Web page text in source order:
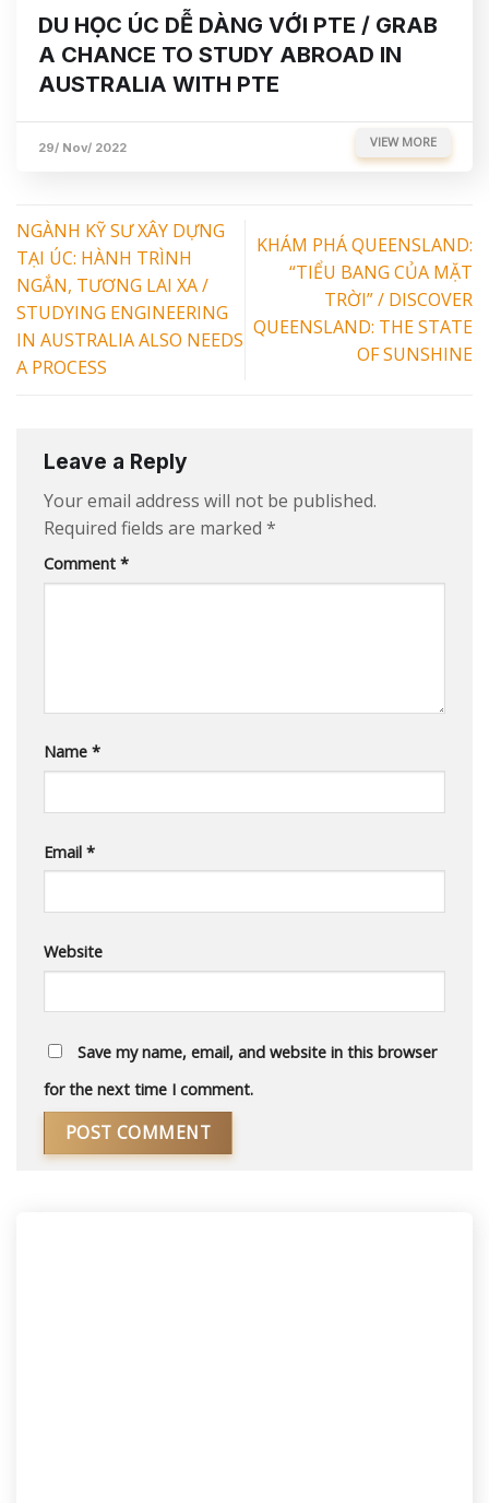
DU HỌC ÚC DỄ DÀNG VỚI PTE / GRAB
A CHANCE TO STUDY ABROAD IN
AUSTRALIA WITH PTE
29/ Nov/ 2022 VIEW MORE
NGÀNH KỸ SƯ XÂY DỰNG
TẠI ÚC: HÀNH TRÌNH
NGẮN, TƯƠNG LAI XA /
STUDYING ENGINEERING
IN AUSTRALIA ALSO NEEDS
A PROCESS
KHÁM PHÁ QUEENSLAND:
“TIỂU BANG CỦA MẶT
TRỜI” / DISCOVER
QUEENSLAND: THE STATE
OF SUNSHINE
Leave a Reply
Your email address will not be published.
Required fields are marked *
Comment *
Name *
Email *
Website
Save my name, email, and website in this browser
for the next time I comment.